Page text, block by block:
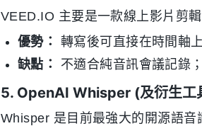
VEED.IO 主要是一款線上影片剪
優勢：
轉寫後可直接在時間軸
缺點：
不適合純音訊會議記錄
5. OpenAI Whisper (及衍生工
Whisper 是目前最強大的開源語音